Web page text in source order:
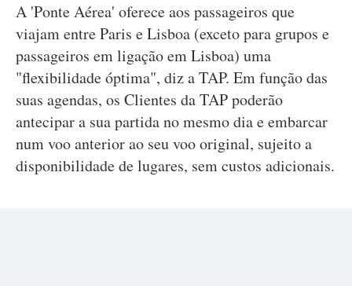
A 'Ponte Aérea' oferece aos passageiros que
viajam entre Paris e Lisboa (exceto para grupos e
passageiros em ligação em Lisboa) uma
"flexibilidade óptima", diz a TAP. Em função das
suas agendas, os Clientes da TAP poderão
antecipar a sua partida no mesmo dia e embarcar
num voo anterior ao seu voo original, sujeito a
disponibilidade de lugares, sem custos adicionais.